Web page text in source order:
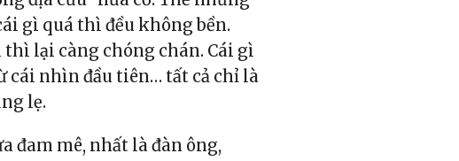
gì quá thì đều không bền.
lại càng chóng chán. Cái gì
cái nhìn đầu tiên… tất cả chỉ là
lẹ.
đam mê, nhất là đàn ông,